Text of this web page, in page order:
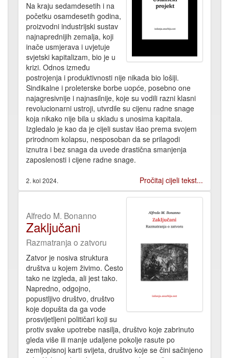
Na kraju sedamdesetih i na
početku osamdesetih godina,
proizvodni industrijski sustav
najnaprednijih zemalja, koji
inače usmjerava i uvjetuje
svjetski kapitalizam, bio je u
krizi. Odnos između
postrojenja i produktivnosti nije nikada bio lošiji.
Sindikalne i proleterske borbe uopće, posebno one
najagresivnije i najnasilnije, koje su vodili razni klasni
revolucionarni ustroji, utvrdile su cijenu radne snage
koja nikako nije bila u skladu s unosima kapitala.
Izgledalo je kao da je cijeli sustav išao prema svojem
prirodnom kolapsu, nesposoban da se prilagodi
iznutra i bez snaga da uvede drastična smanjenja
zaposlenosti i cijene radne snage.
2. kol 2024. Pročitaj cijeli tekst...
Alfredo M. Bonanno
Zaključani
Razmatranja o zatvoru
Zatvor je nosiva struktura
društva u kojem živimo. Često
tako ne izgleda, ali jest tako.
Napredno, odgojno,
popustljivo društvo, društvo
koje dopušta da ga vode
prosvijetljeni političari koji su
protiv svake upotrebe nasilja, društvo koje zabrinuto
gleda više ili manje udaljene pokolje rasute po
zemljopisnoj karti svijeta, društvo koje se čini sačinjeno